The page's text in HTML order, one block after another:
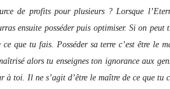
de profits pour plusieurs ? Lorsque
ensuite posséder puis optimiser. Si on peut
que tu fais. Posséder sa terre c’est être le
alors tu enseignes ton ignorance aux
à toi. Il ne s’agit d’être le maître de ce que tu